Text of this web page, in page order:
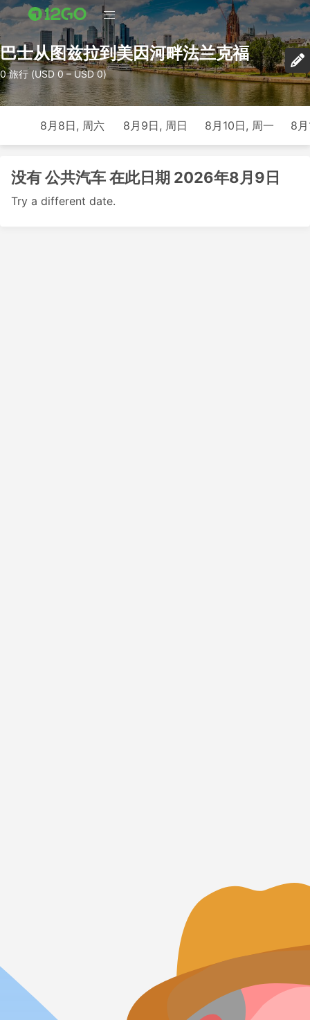
巴士从图兹拉到美因河畔法兰克福
0 旅行 (USD 0 – USD 0)
8月8日, 周六 8月9日, 周日 8月10日, 周一 8
没有 公共汽车 在此日期 2026年8月9日
Try a different date.